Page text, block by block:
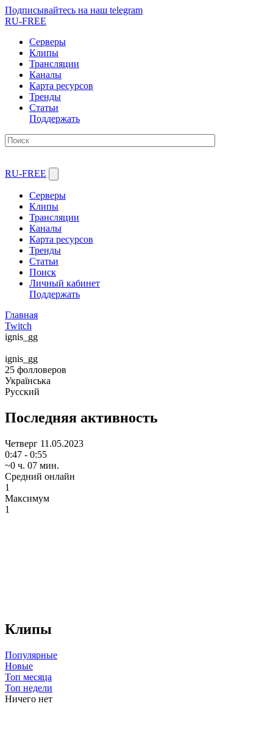
Подписывайтесь на наш telegram
RU-FREE
Серверы
Клипы
Трансляции
Каналы
Карта ресурсов
Тренды
Статьи
Поддержать
RU-FREE
Серверы
Клипы
Трансляции
Каналы
Карта ресурсов
Тренды
Статьи
Поиск
Личный кабинет
Поддержать
Главная
Twitch
ignis_gg
ignis_gg
25 фолловеров
Українська
Русский
Последняя активность
Четверг 11.05.2023
0:47 - 0:55
~0 ч. 07 мин.
Средний онлайн
1
Максимум
1
Клипы
Популярные
Новые
Топ месяца
Топ недели
Ничего нет